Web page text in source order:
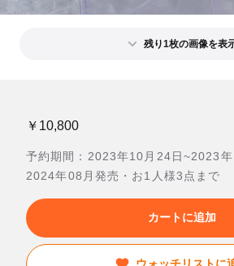
残り1枚の画像を表
￥10,800
予約期間：2023年10月24日~2023
2024年08月発売・お1人様3点まで
カートに追加